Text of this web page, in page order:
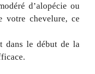
d’alopécie ou
votre chevelure, ce
dans le début de la